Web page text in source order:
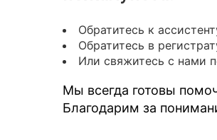
Обратитесь к
Обратитесь в
Или свяжитесь с нами
Мы всегда готовы
Благодарим за